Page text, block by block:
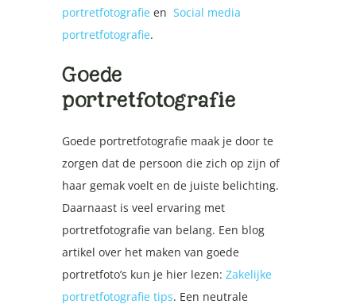
portretfotografieen Social media
portretfotografie.
Goede
portretfotografie
Goede portretfotografie maak je door te
zorgen dat de persoon die zich op zijn of
haar gemak voelt en de juiste belichting.
Daarnaast is veel ervaring met
portretfotografie van belang. Een blog
artikel over het maken van goede
portretfoto’s kun je hier lezen: Zakelijke
portretfotografie tips. Een neutrale